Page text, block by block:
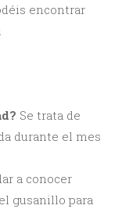
encontrar
Se trata de
durante el mes
a conocer
gusanillo para